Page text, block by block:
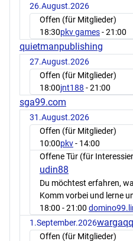
26.August.2026
Offen (für Mitglieder)
18:30pkv games- 21:00
quietmanpublishing
27.August.2026
Offen (für Mitglieder)
18:00jnt188 - 21:00
sga99.com
31.August.2026
Offen (für Mitglieder)
10:00pkv- 14:00
Offene Tür (für
udin88
Du möchtest erfahren,
Komm vorbei und lerne
18:00 - 21:00
1.September.2026wargaqq
Offen (für Mitglieder)